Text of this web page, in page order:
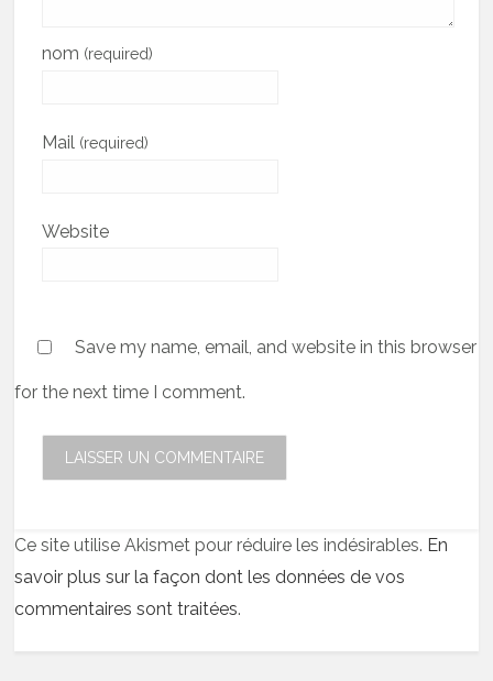
nom (required)
Mail (required)
Website
Save my name, email, and website in this browser
for the next time I comment.
Ce site utilise Akismet pour réduire les indésirables. En
savoir plus sur la façon dont les données de vos
commentaires sont traitées.